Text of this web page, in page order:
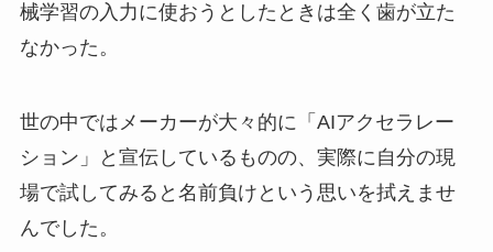
械学習の入力に使おうとしたときは全く歯が立た
なかった。
世の中ではメーカーが大々的に「AIアクセラレー
ション」と宣伝しているものの、実際に自分の現
場で試してみると名前負けという思いを拭えませ
んでした。